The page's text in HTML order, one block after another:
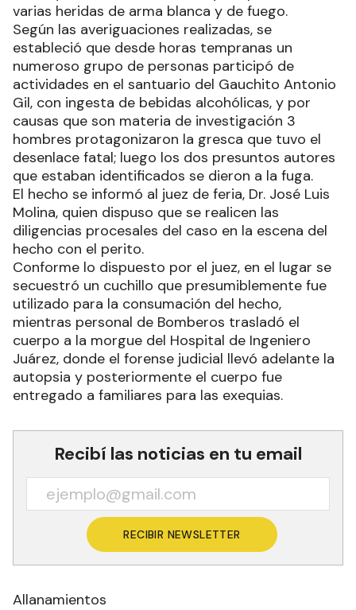
varias heridas de arma blanca y de fuego.
Según las averiguaciones realizadas, se
estableció que desde horas tempranas un
numeroso grupo de personas participó de
actividades en el santuario del Gauchito Antonio
Gil, con ingesta de bebidas alcohólicas, y por
causas que son materia de investigación 3
hombres protagonizaron la gresca que tuvo el
desenlace fatal; luego los dos presuntos autores
que estaban identificados se dieron a la fuga.
El hecho se informó al juez de feria, Dr. José Luis
Molina, quien dispuso que se realicen las
diligencias procesales del caso en la escena del
hecho con el perito.
Conforme lo dispuesto por el juez, en el lugar se
secuestró un cuchillo que presumiblemente fue
utilizado para la consumación del hecho,
mientras personal de Bomberos trasladó el
cuerpo a la morgue del Hospital de Ingeniero
Juárez, donde el forense judicial llevó adelante la
autopsia y posteriormente el cuerpo fue
entregado a familiares para las exequias.
Recibí las noticias en tu email
RECIBIR NEWSLETTER
Allanamientos